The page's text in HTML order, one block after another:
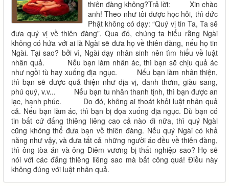
thiên đàng không?Trả lời: Xin chào
anh! Theo như tôi được học hỏi, thì đức
Phật không có dạy: “Quý vị tin Ta, Ta sẽ
đưa quý vị về thiên đàng”. Qua đó, chúng ta hiểu rằng Ngài
không có hứa với ai là Ngài sẽ đưa họ về thiên đàng, nếu họ tin
Ngài. Tại sao? bởi vì, Ngài dạy nhân sinh nên tìm hiểu về luật
nhân quả. Nếu bạn làm nhân ác, thì bạn sẽ chịu quả ác
như ngồi tù hay xuống địa ngục. Nếu bạn làm nhân thiện,
thì bạn sẽ được quả thiện như địa vị, danh thơm, giàu sang,
phú quý, v.v... Nếu bạn tu nhân thanh tịnh, thì bạn được an
lạc, hạnh phúc. Do đó, không ai thoát khỏi luật nhân quả
cả. Nếu bạn làm ác, thì bạn bị đọa xuống địa ngục. Dù bạn có
tin bất cứ đấng thiêng liêng cao cả nào đi nữa, thì quý Ngài
cũng không thể đưa bạn về thiên đàng. Nếu quý Ngài có khả
năng như vậy, và đưa tất cả những người ác đều về thiên đàng,
thì ông tòa án và ông Diêm vương bị thất nghiệp sao? Họ sẽ
nói với các đấng thiêng liêng sao mà bất công quá! Điều này
không đúng với luật nhân quả.